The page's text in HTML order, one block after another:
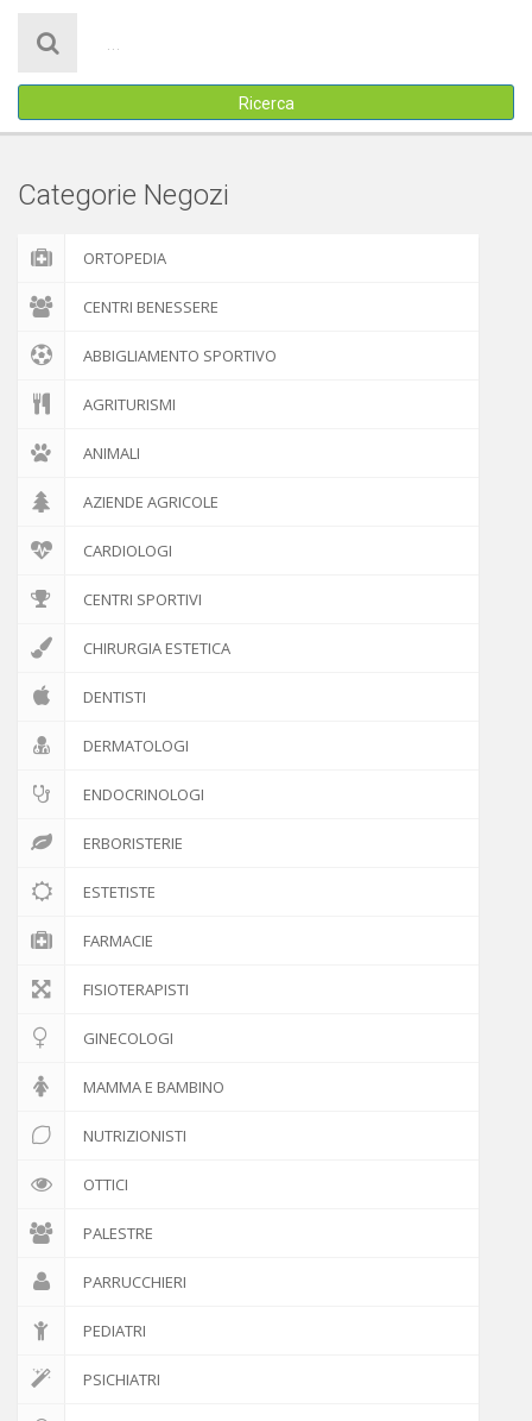
ATTIVITÀ
IL PROGETTO
Ricerca
Categorie Negozi
ORTOPEDIA
CENTRI BENESSERE
ABBIGLIAMENTO SPORTIVO
AGRITURISMI
ANIMALI
AZIENDE AGRICOLE
CARDIOLOGI
CENTRI SPORTIVI
CHIRURGIA ESTETICA
DENTISTI
DERMATOLOGI
ENDOCRINOLOGI
ERBORISTERIE
ESTETISTE
FARMACIE
FISIOTERAPISTI
GINECOLOGI
MAMMA E BAMBINO
NUTRIZIONISTI
OTTICI
PALESTRE
PARRUCCHIERI
PEDIATRI
PSICHIATRI